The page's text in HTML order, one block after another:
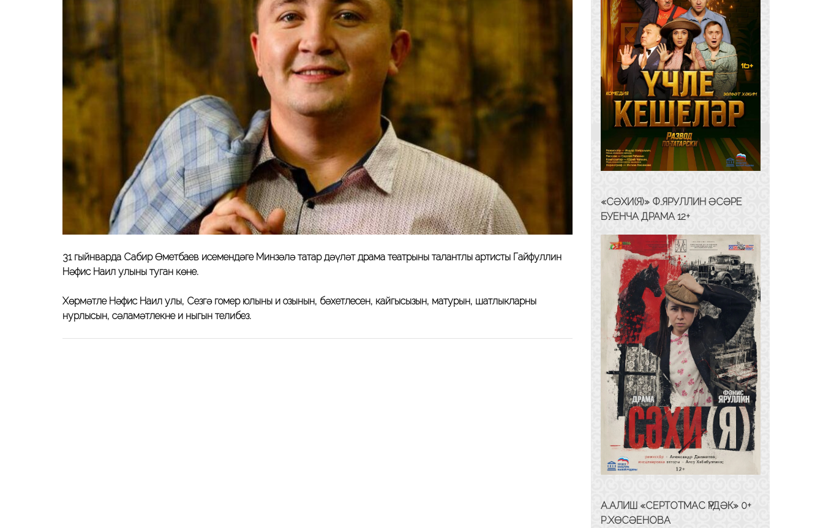
31 гыйнварда Сабир Өметбаев исемендәге Минзәлә татар дәүләт драма театрының талантлы артисты Гайфуллин
Нәфис Наил улының туган көне.
Хөрмәтле Нәфис Наил улы, Сезгә гомер юлының иң озынын, бәхетлесен, кайгысызын, матурын, шатлыкларның
нурлысын, сәламәтлекнең иң ныгын телибез.
«СӘХИ(Я)» Ф.ЯРУЛЛИН ӘСӘРЕ
БУЕНЧА ДРАМА 12+
А.АЛИШ «СЕРТОТМАС ҮРДӘК» 0+
Р.ХӨСӘЕНОВА